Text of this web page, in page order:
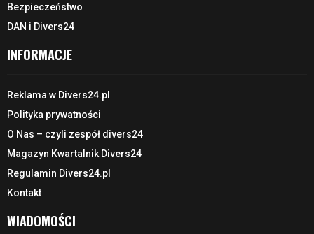
Bezpieczeństwo
DAN i Divers24
INFORMACJE
Reklama w Divers24.pl
Polityka prywatności
O Nas – czyli zespół divers24
Magazyn Kwartalnik Divers24
Regulamin Divers24.pl
Kontakt
WIADOMOŚCI